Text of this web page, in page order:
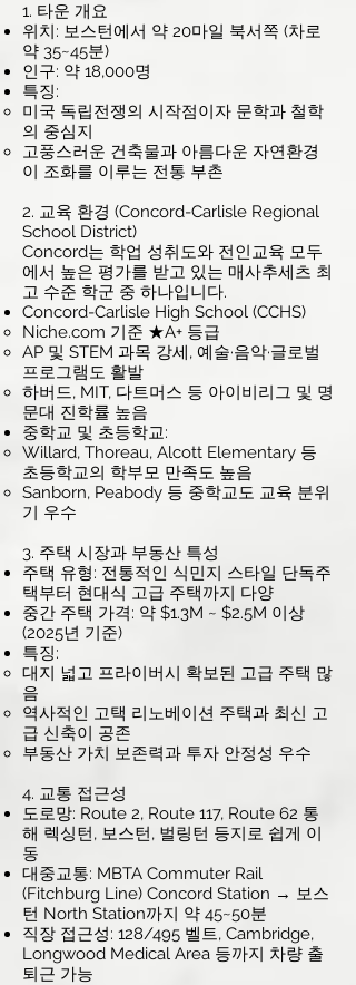
1. 타운 개요
위치: 보스턴에서 약 20마일 북서쪽 (차로
약 35~45분)
인구: 약 18,000명
특징:
미국 독립전쟁의 시작점이자 문학과 철학
의 중심지
고풍스러운 건축물과 아름다운 자연환경
이 조화를 이루는 전통 부촌
2. 교육 환경 (Concord-Carlisle Regional
School District)
Concord는 학업 성취도와 전인교육 모두
에서 높은 평가를 받고 있는 매사추세츠 최
고 수준 학군 중 하나입니다.
Concord-Carlisle High School (CCHS)
Niche.com 기준 ★A+ 등급
AP 및 STEM 과목 강세, 예술·음악·글로벌
프로그램도 활발
하버드, MIT, 다트머스 등 아이비리그 및 명
문대 진학률 높음
중학교 및 초등학교:
Willard, Thoreau, Alcott Elementary 등
초등학교의 학부모 만족도 높음
Sanborn, Peabody 등 중학교도 교육 분위
기 우수
3. 주택 시장과 부동산 특성
주택 유형: 전통적인 식민지 스타일 단독주
택부터 현대식 고급 주택까지 다양
중간 주택 가격: 약 $1.3M ~ $2.5M 이상
(2025년 기준)
특징:
대지 넓고 프라이버시 확보된 고급 주택 많
음
역사적인 고택 리노베이션 주택과 최신 고
급 신축이 공존
부동산 가치 보존력과 투자 안정성 우수
4. 교통 접근성
도로망: Route 2, Route 117, Route 62 통
해 렉싱턴, 보스턴, 벌링턴 등지로 쉽게 이
동
대중교통: MBTA Commuter Rail
(Fitchburg Line) Concord Station → 보스
턴 North Station까지 약 45~50분
직장 접근성: 128/495 벨트, Cambridge,
Longwood Medical Area 등까지 차량 출
퇴근 가능